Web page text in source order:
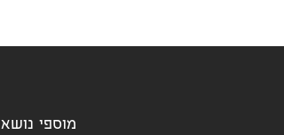
מוספי נושא